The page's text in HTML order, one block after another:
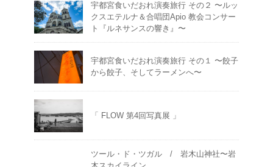
宇都宮食いだおれ演奏旅行 その２ 〜ルッ
クスエテルナ＆合唱団Apio 教会コンサー
ト『ルネサンスの響き』〜
宇都宮食いだおれ演奏旅行 その１ 〜餃子
から餃子、そしてラーメンへ〜
「 FLOW 第4回写真展 」
ツール・ド・ツガル / 岩木山神社〜岩